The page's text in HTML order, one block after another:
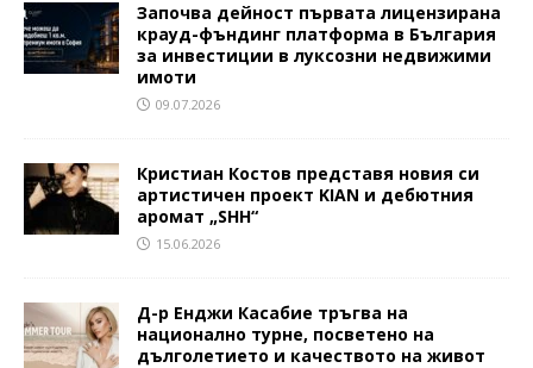
Започва дейност първата лицензирана
крауд-фъндинг платформа в България
за инвестиции в луксозни недвижими
имоти
09.07.2026
Кристиан Костов представя новия си
артистичен проект KIAN и дебютния
аромат „SHH“
15.06.2026
Д-р Енджи Касабие тръгва на
национално турне, посветено на
дълголетието и качеството на живот